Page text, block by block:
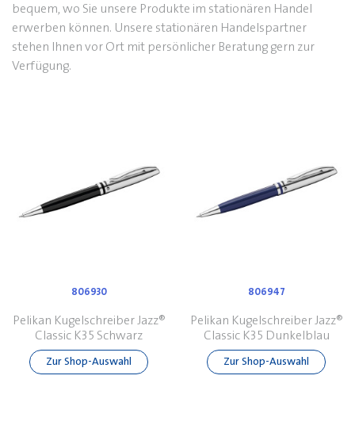
bequem, wo Sie unsere Produkte im stationären Handel
erwerben können. Unsere stationären Handelspartner
stehen Ihnen vor Ort mit persönlicher Beratung gern zur
Verfügung.
806930
Pelikan Kugelschreiber Jazz®
Classic K35 Schwarz
Zur Shop-Auswahl
806947
Pelikan Kugelschreiber Jazz®
Classic K35 Dunkelblau
Zur Shop-Auswahl